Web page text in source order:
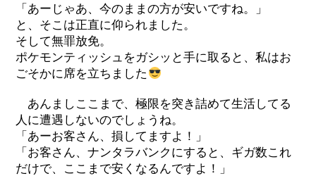
「あーじゃあ、今のままの方が安いですね。」
と、そこは正直に仰られました。
そして無罪放免。
ポケモンティッシュをガシッと手に取ると、私はお
ごそかに席を立ちました
あんましここまで、極限を突き詰めて生活してる
人に遭遇しないのでしょうね。
「あーお客さん、損してますよ！」
「お客さん、ナンタラバンクにすると、ギガ数これ
だけで、ここまで安くなるんですよ！」